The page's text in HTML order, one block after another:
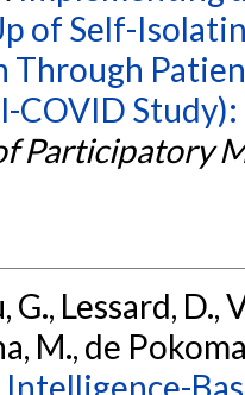
of Self-
Through
COVID
Participatory
G., Lessard,
M., de